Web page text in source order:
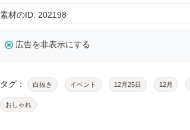
素材のID: 202198
広告を非表示にする
タグ： 白抜き イベント 12月25日 12月
おしゃれ